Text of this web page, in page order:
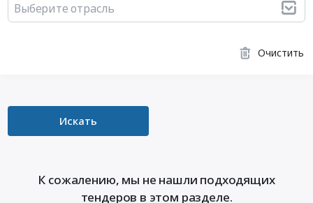
Выберите отрасль
Очистить
Искать
К сожалению, мы не нашли подходящих
тендеров в этом разделе.